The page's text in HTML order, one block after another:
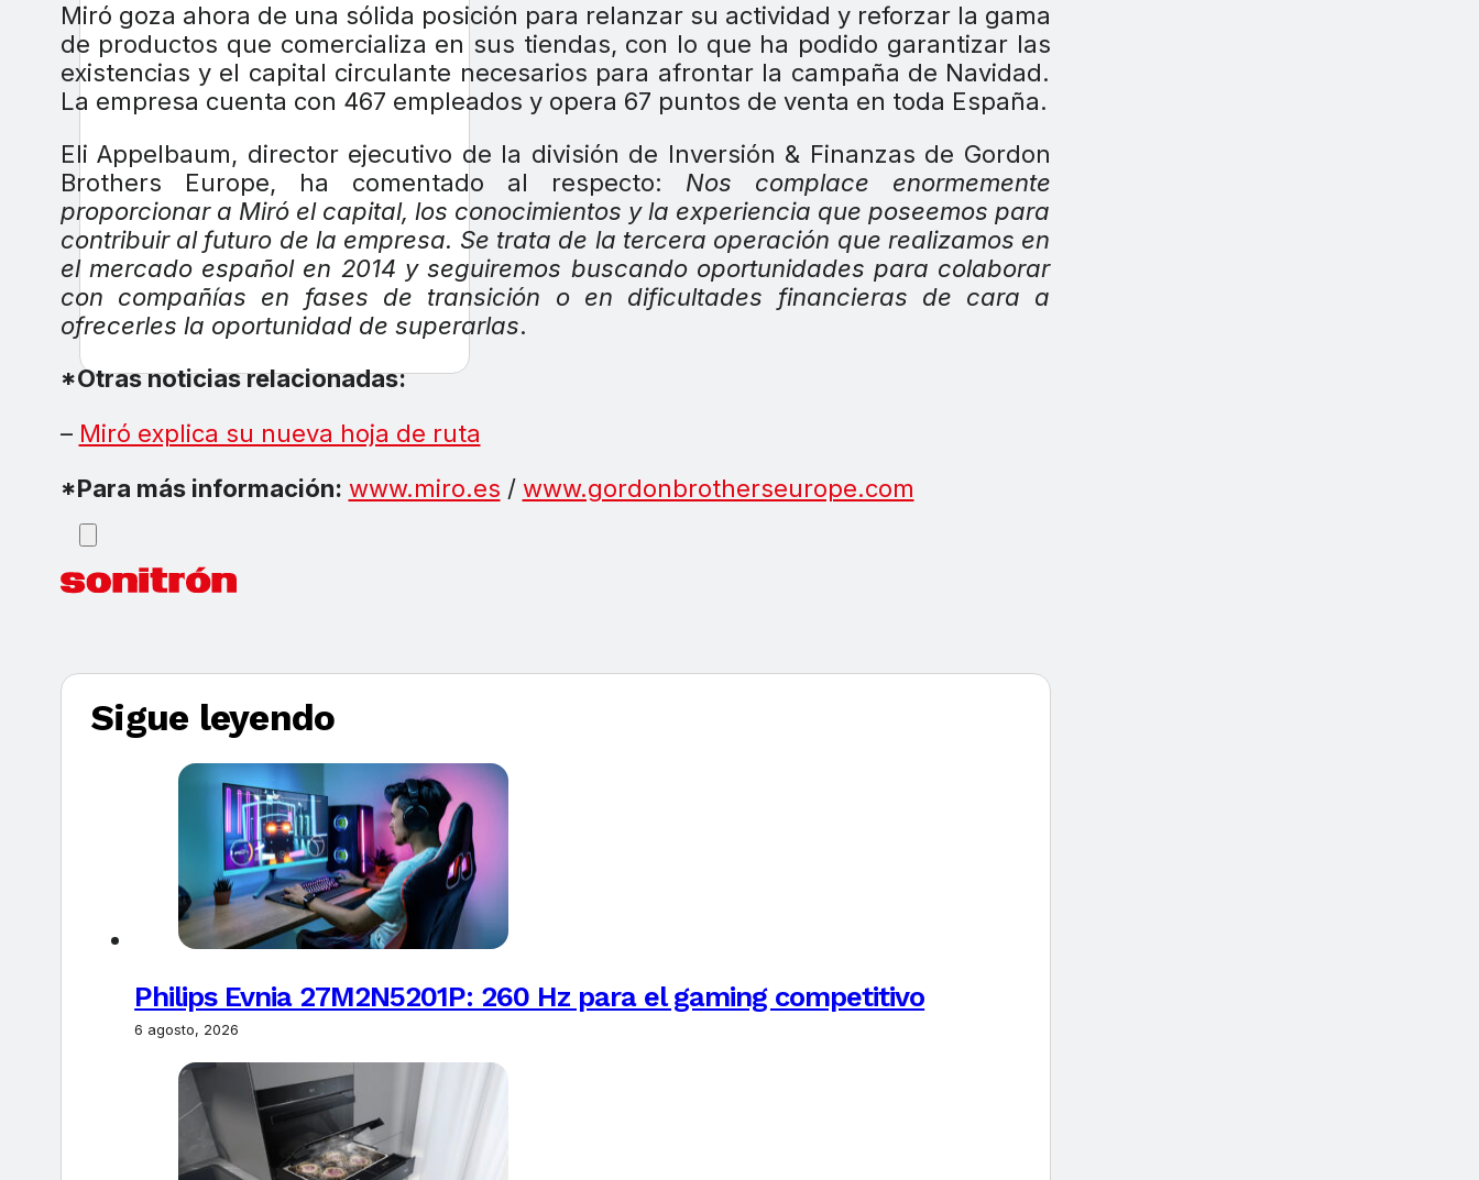
Miró goza ahora de una sólida posición para relanzar su actividad y reforzar la gama
de productos que comercializa en sus tiendas, con lo que ha podido garantizar las
existencias y el capital circulante necesarios para afrontar la campaña de Navidad.
La empresa cuenta con 467 empleados y opera 67 puntos de venta en toda España.
Eli Appelbaum, director ejecutivo de la división de Inversión & Finanzas de Gordon
Brothers Europe, ha comentado al respecto: Nos complace enormemente
proporcionar a Miró el capital, los conocimientos y la experiencia que poseemos para
contribuir al futuro de la empresa. Se trata de la tercera operación que realizamos en
el mercado español en 2014 y seguiremos buscando oportunidades para colaborar
con compañías en fases de transición o en dificultades financieras de cara a
ofrecerles la oportunidad de superarlas.
*Otras noticias relacionadas:
– Miró explica su nueva hoja de ruta
*Para más información: www.miro.es / www.gordonbrotherseurope.com
Sigue leyendo
Philips Evnia 27M2N5201P: 260 Hz para el gaming competitivo
6 agosto, 2026